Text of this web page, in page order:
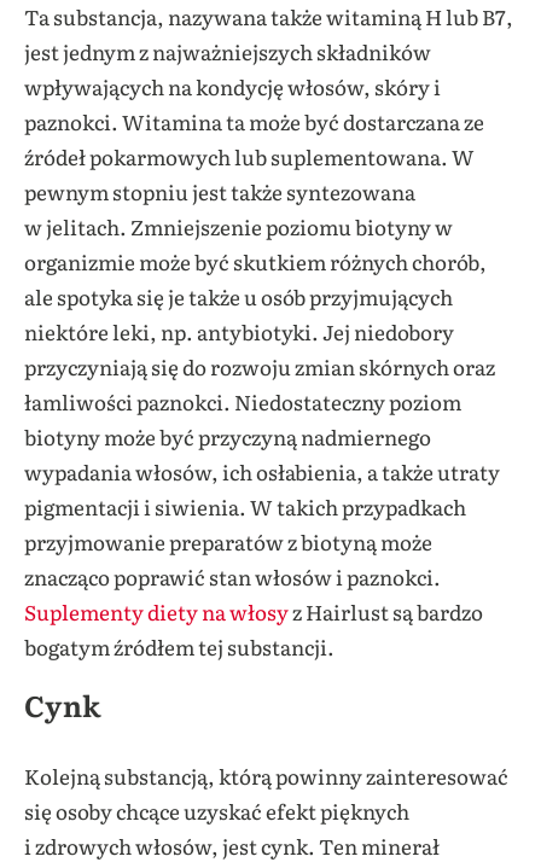
Ta substancja, nazywana także witaminą H lub B7,
jest jednym z najważniejszych składników
wpływających na kondycję włosów, skóry i
paznokci. Witamina ta może być dostarczana ze
źródeł pokarmowych lub suplementowana. W
pewnym stopniu jest także syntezowana
w jelitach. Zmniejszenie poziomu biotyny w
organizmie może być skutkiem różnych chorób,
ale spotyka się je także u osób przyjmujących
niektóre leki, np. antybiotyki. Jej niedobory
przyczyniają się do rozwoju zmian skórnych oraz
łamliwości paznokci. Niedostateczny poziom
biotyny może być przyczyną nadmiernego
wypadania włosów, ich osłabienia, a także utraty
pigmentacji i siwienia. W takich przypadkach
przyjmowanie preparatów z biotyną może
znacząco poprawić stan włosów i paznokci.
Suplementy diety na włosyz Hairlust są bardzo
bogatym źródłem tej substancji.
Cynk
Kolejną substancją, którą powinny zainteresować
się osoby chcące uzyskać efekt pięknych
i zdrowych włosów, jest cynk. Ten minerał